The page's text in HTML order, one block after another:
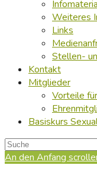
Weiteres
Links
Stellen-
Kontakt
Mitglieder
Vorteile
Basiskurs
An den Anfang